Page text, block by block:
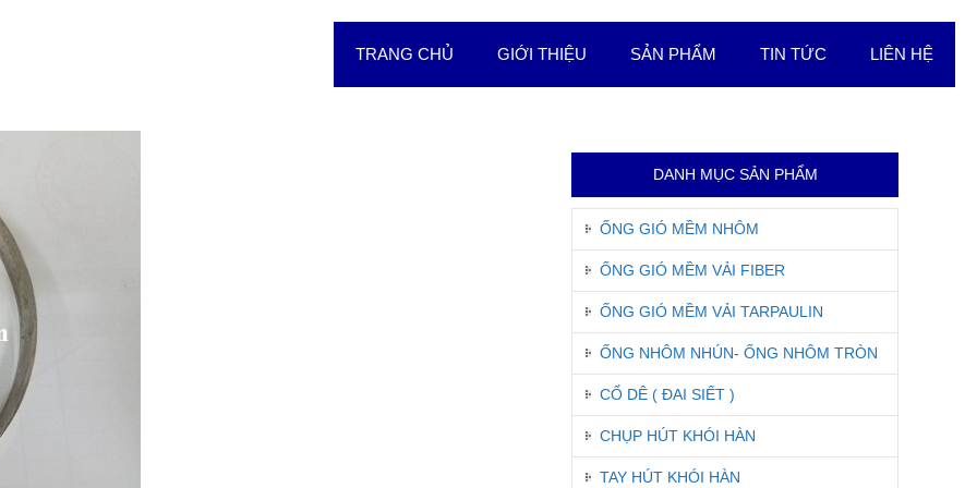
TRANG CHỦ GIỚI THIỆU SẢN PHẨM TIN TỨC LIÊN HỆ
DANH MỤC SẢN PHẨM
ỐNG GIÓ MỀM NHÔM
ỐNG GIÓ MỀM VẢI FIBER
ỐNG GIÓ MỀM VẢI TARPAULIN
ỐNG NHÔM NHÚN- ỐNG NHÔM TRÒN
CỔ DÊ ( ĐAI SIẾT )
CHỤP HÚT KHÓI HÀN
TAY HÚT KHÓI HÀN